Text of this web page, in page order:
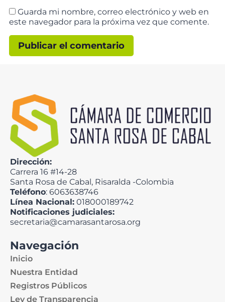
Guarda mi nombre, correo electrónico y web en
este navegador para la próxima vez que comente.
Dirección:
Carrera 16 #14-28
Santa Rosa de Cabal, Risaralda -Colombia
Teléfono: 6063638746
Línea Nacional: 018000189742
Notificaciones judiciales:
secretaria@camarasantarosa.org
Navegación
Inicio
Nuestra Entidad
Registros Públicos
Ley de Transparencia